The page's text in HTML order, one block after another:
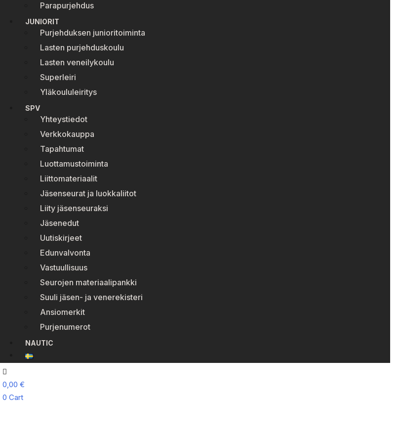
Parapurjehdus
JUNIORIT
Purjehduksen junioritoiminta
Lasten purjehduskoulu
Lasten veneilykoulu
Superleiri
Yläkoululeiritys
SPV
Yhteystiedot
Verkkokauppa
Tapahtumat
Luottamustoiminta
Liittomateriaalit
Jäsenseurat ja luokkaliitot
Liity jäsenseuraksi
Jäsenedut
Uutiskirjeet
Edunvalvonta
Vastuullisuus
Seurojen materiaalipankki
Suuli jäsen- ja venerekisteri
Ansiomerkit
Purjenumerot
NAUTIC
0,00 €
0 Cart